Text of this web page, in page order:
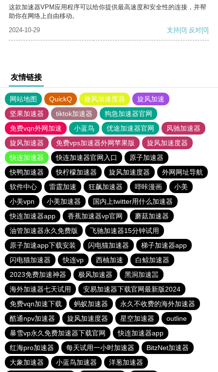
这款加速器VPM应用程序可以给你提供最高速度和安全性的连接，并帮
助你在网络上自由移动。
2024-10-29
支持[0] 反对[0]
友情链接
网站地图 QuickQ 旋风加速度器
旋风加速
坚果加速器
tiktok加速器
狗急加速器官网
免费vqn外网加速
小蓝鸟 优途加速器官网
风驰加速器
旋风加速器
免费vps加速器外网苹果版
旋风加速度器
快连加速器
快连加速器官网入口
原子加速器
快鸭加速器
快柠檬加速器 旋风加速度器
外网网址导航
软件中心
雷霆加速 狂飙加速器 哔咔漫画
小美
小美vpn
小美加速器
国内上twitter用什么加速器
快连加速器app
香蕉加速器vp官网
蘑菇加速器
油管加速器永久免费版
飞驰加速器15分钟试用
原子加速app下载安装
闪电猫加速器
梯子加速器app
闪电猫加速器
快连vp 西柚加速
白鲸加速器
2023免费加速神器
极风加速器
黑洞加速噐
海外加速器七天试用
安易加速器下载官网最新版2024
免费vqn加速下载
蚂蚁加速器
永久不收费的海外加速器
酷通npv加速器
旋风加速度器 星空加速器
outline
暴雪vp永久免费加速器下载官网
快连加速器app
红海pro加速器
每天试用一小时加速器
BitzNet加速器
大象加速器
小蓝鸟加速器 洋葱加速器